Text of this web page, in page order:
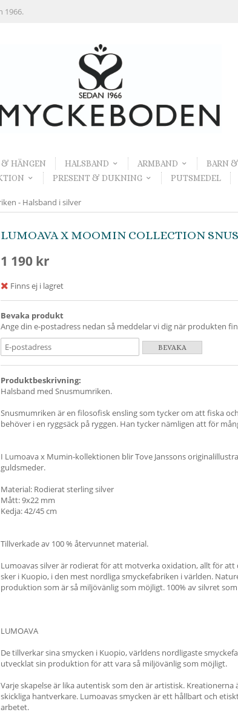
1966.
& HÄNGEN HALSBAND ARMBAND BARN
PRESENT & DUKNING PUTSMEDEL
- Halsband i silver
LUMOAVA X MOOMIN COLLECTION
1 190 kr
Finns ej i lagret
Bevaka produkt
Ange din e-postadress nedan så meddelar vi dig när produkten
BEVAKA
Produktbeskrivning:
Halsband med Snusmumriken.
Snusmumriken är en filosofisk ensling som tycker om att fiska
behöver i en ryggsäck på ryggen. Han tycker nämligen att för
I Lumoava x Mumin-kollektionen blir Tove Janssons
guldsmeder.
Material: Rodierat sterling silver
Mått: 9x22 mm
Kedja: 42/45 cm
Tillverkade av 100 % återvunnet material.
Lumoavas silver är rodierat för att motverka oxidation, allt för
sker i Kuopio, i den mest nordliga smyckefabriken i världen.
produktion som är så miljövänlig som möjligt. 100% av silvret
LUMOAVA
De tillverkar sina smycken i Kuopio, världens nordligaste
utvecklat sin produktion för att vara så miljövänlig som möjligt.
Varje skapelse är lika autentisk som den är artistisk.
skickliga hantverkare. Lumoavas smycken är ett hållbart och
arbetet.